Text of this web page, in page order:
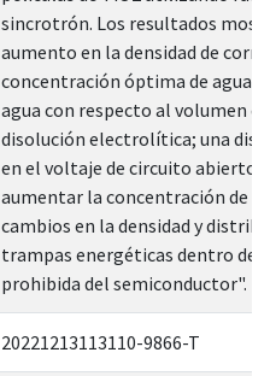
sincrotrón. Los resultados
aumento en la densidad de
concentración óptima de agua,
agua con respecto al volumen
disolución electrolítica; una
en el voltaje de circuito abierto
aumentar la concentración de
cambios en la densidad y
trampas energéticas dentro de
prohibida del semiconductor".
20221213113110-9866-T